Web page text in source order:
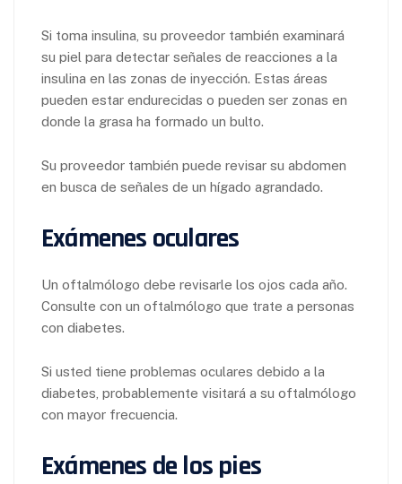
Si toma insulina, su proveedor también examinará
su piel para detectar señales de reacciones a la
insulina en las zonas de inyección. Estas áreas
pueden estar endurecidas o pueden ser zonas en
donde la grasa ha formado un bulto.
Su proveedor también puede revisar su abdomen
en busca de señales de un hígado agrandado.
Exámenes oculares
Un oftalmólogo debe revisarle los ojos cada año.
Consulte con un oftalmólogo que trate a personas
con diabetes.
Si usted tiene problemas oculares debido a la
diabetes, probablemente visitará a su oftalmólogo
con mayor frecuencia.
Exámenes de los pies